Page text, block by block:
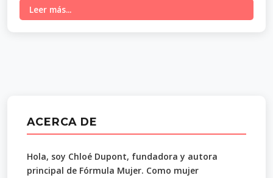
Leer más...
ACERCA DE
Hola, soy Chloé Dupont, fundadora y autora
principal de Fórmula Mujer. Como mujer